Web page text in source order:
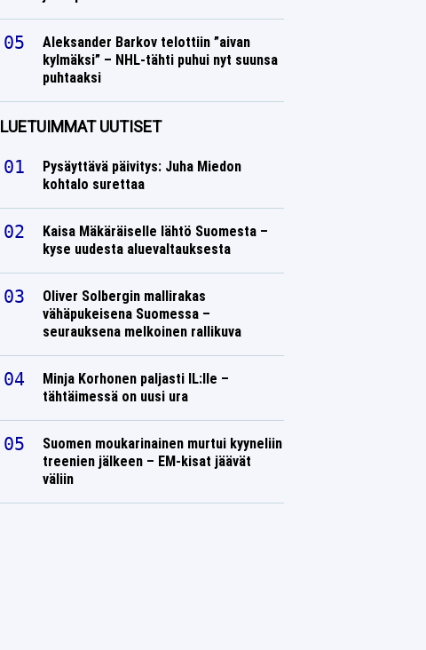
Aleksander Barkov telottiin ”aivan
kylmäksi” – NHL-tähti puhui nyt suunsa
puhtaaksi
LUETUIMMAT UUTISET
Pysäyttävä päivitys: Juha Miedon
kohtalo surettaa
Kaisa Mäkäräiselle lähtö Suomesta –
kyse uudesta aluevaltauksesta
Oliver Solbergin mallirakas
vähäpukeisena Suomessa –
seurauksena melkoinen rallikuva
Minja Korhonen paljasti IL:lle –
tähtäimessä on uusi ura
Suomen moukarinainen murtui kyyneliin
treenien jälkeen – EM-kisat jäävät
väliin